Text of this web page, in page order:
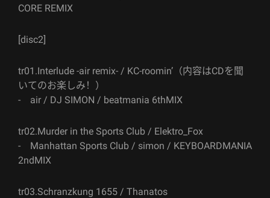
CORE REMIX
[disc2]
tr01.Interlude -air remix- / KC-roomin’（内容はCDを聞
いてのお楽しみ！）
- air / DJ SIMON / beatmania 6thMIX
tr02.Murder in the Sports Club / Elektro_Fox
- Manhattan Sports Club / simon / KEYBOARDMANIA
2ndMIX
tr03.Schranzkung 1655 / Thanatos